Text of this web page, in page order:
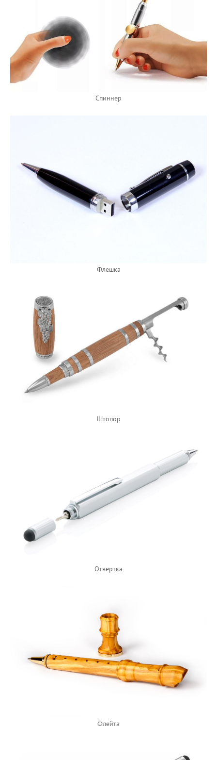
Спиннер
Флешка
Штопор
Отвертка
Флейта